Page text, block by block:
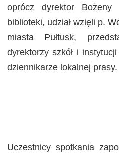
oprócz dyrektor Bożeny
biblioteki, udział wzięli p.
miasta Pułtusk,
dyrektorzy szkół i
dziennikarze lokalnej prasy.
Uczestnicy spotkania